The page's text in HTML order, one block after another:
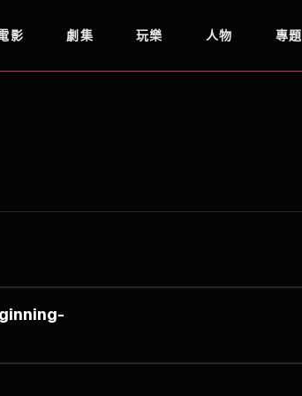
影 劇集 玩樂 人物 專題